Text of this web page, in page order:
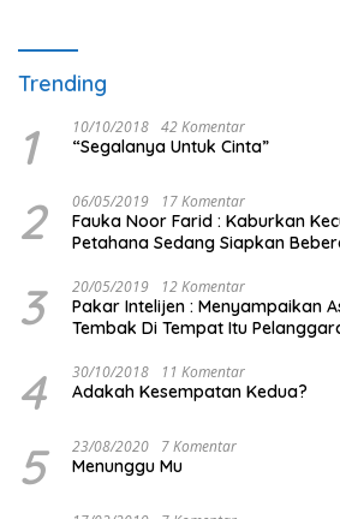
Trending
1 10/10/2018 42 Komentar
“Segalanya Untuk Cinta”
2 06/05/2019 17 Komentar
Fauka Noor Farid : Kaburkan
Petahana Sedang Siapkan
3 20/05/2019 12 Komentar
Pakar Intelijen : Menyampaikan
Tembak Di Tempat Itu
4 30/10/2018 11 Komentar
Adakah Kesempatan Kedua?
5 23/08/2020 7 Komentar
Menunggu Mu